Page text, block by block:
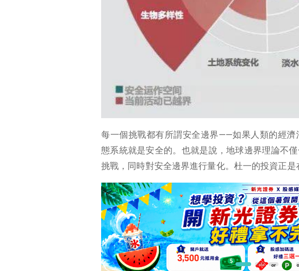
每一個挑戰都有所謂安全邊界——如果人類的經
態系統就是安全的。也就是說，地球邊界理論不
挑戰，同時對安全邊界進行量化。杜一的投資正是